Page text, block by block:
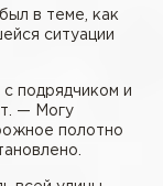
в теме, как
ситуации
подрядчиком и
— Могу
полотно